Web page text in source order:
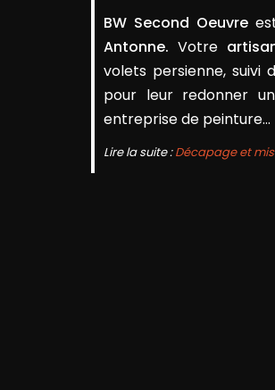
BW Second Oeuvre
Antonne. Votre
volets persienne,
pour leur redonner
entreprise de peinture...
Lire la suite :Décapage et